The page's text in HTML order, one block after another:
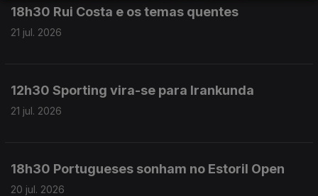
18h30 Rui Costa e os temas quentes
21 jul. 2026
12h30 Sporting vira-se para Irankunda
21 jul. 2026
18h30 Portugueses sonham no Estoril Open
20 jul. 2026